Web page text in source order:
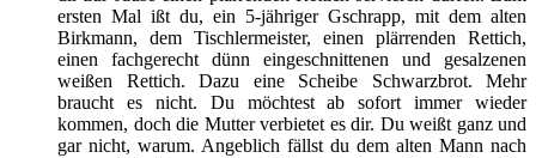
ersten Mal ißt du, ein 5-jähriger Gschrapp, mit dem alten
Birkmann, dem Tischlermeister, einen plärrenden Rettich,
einen fachgerecht dünn eingeschnittenen und gesalzenen
weißen Rettich. Dazu eine Scheibe Schwarzbrot. Mehr
braucht es nicht. Du möchtest ab sofort immer wieder
kommen, doch die Mutter verbietet es dir. Du weißt ganz und
gar nicht, warum. Angeblich fällst du dem alten Mann nach